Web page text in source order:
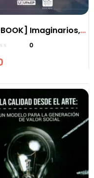
Imaginarios,
e
Latina
0